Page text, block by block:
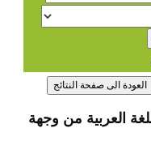
توظيف الذكاء الاصطناعي لخدمة اللغة العربية‎ من وجهة